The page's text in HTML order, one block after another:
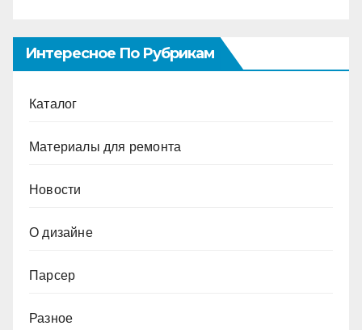
Интересное По Рубрикам
Каталог
Материалы для ремонта
Новости
О дизайне
Парсер
Разное